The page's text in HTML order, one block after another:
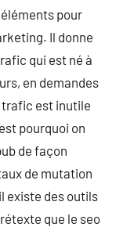
pour
Il donne
qui est né à
en demandes
trafic est inutile
pourquoi on
de façon
de mutation
existe des outils
que le seo